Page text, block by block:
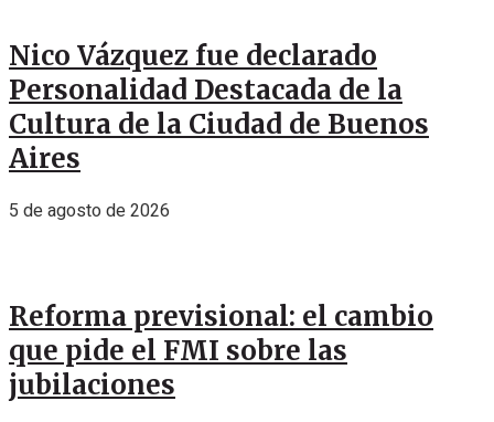
Nico Vázquez fue declarado
Personalidad Destacada de la
Cultura de la Ciudad de Buenos
Aires
5 de agosto de 2026
Reforma previsional: el cambio
que pide el FMI sobre las
jubilaciones